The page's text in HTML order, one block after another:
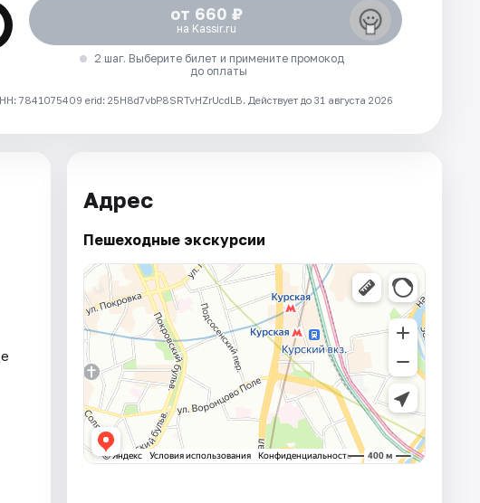
от 660 ₽
на Kassir.ru
2 шаг. Выберите билет и примените промокод
до оплаты
erid: 25H8d7vbP8SRTvHZrUcdLB. Действует до 31 августа 2026
Адрес
Пешеходные экскурсии